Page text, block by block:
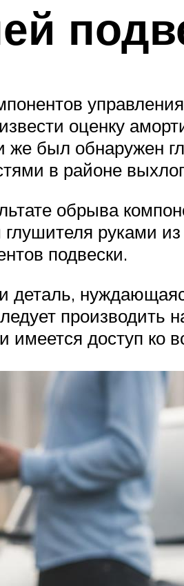
оценку
был обнаружен
в районе
обрыва
руками
подвески.
деталь,
производить
доступ ко